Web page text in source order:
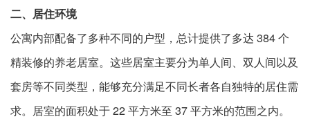
二、居住环境
公寓内部配备了多种不同的户型，总计提供了多达 384 个
精装修的养老居室。这些居室主要分为单人间、双人间以及
套房等不同类型，能够充分满足不同长者各自独特的居住需
求。居室的面积处于 22 平方米至 37 平方米的范围之内。